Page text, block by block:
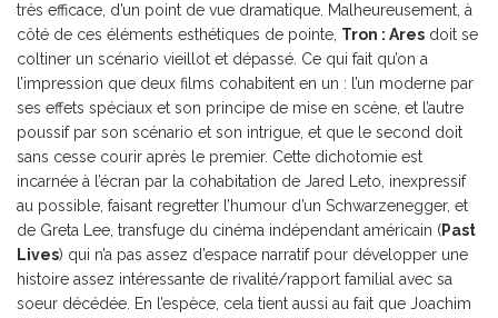
très efficace, d’un point de vue dramatique. Malheureusement, à
côté de ces éléments esthétiques de pointe, Tron : Ares doit se
coltiner un scénario vieillot et dépassé. Ce qui fait qu’on a
l’impression que deux films cohabitent en un : l’un moderne par
ses effets spéciaux et son principe de mise en scène, et l’autre
poussif par son scénario et son intrigue, et que le second doit
sans cesse courir après le premier. Cette dichotomie est
incarnée à l’écran par la cohabitation de Jared Leto, inexpressif
au possible, faisant regretter l’humour d’un Schwarzenegger, et
de Greta Lee, transfuge du cinéma indépendant américain (Past
Lives) qui n’a pas assez d’espace narratif pour développer une
histoire assez intéressante de rivalité/rapport familial avec sa
soeur décédée. En l’espèce, cela tient aussi au fait que Joachim